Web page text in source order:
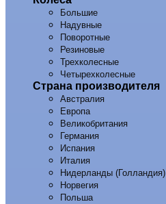
Большие
Надувные
Поворотные
Резиновые
Трехколесные
Четырехколесные
Страна производителя
Австралия
Европа
Великобритания
Германия
Испания
Италия
Нидерланды (Голландия)
Норвегия
Польша